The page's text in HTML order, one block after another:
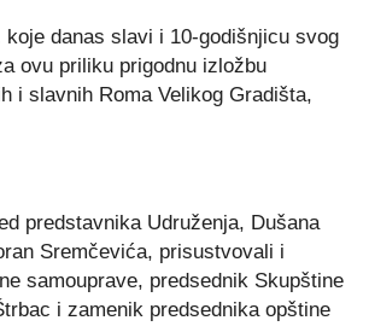
koje danas slavi i 10-godišnjicu svog
ovu priliku prigodnu izložbu
i slavnih Roma Velikog Gradišta,
predstavnika Udruženja, Dušana
Sremčevića, prisustvovali i
samouprave, predsednik Skupštine
i zamenik predsednika opštine